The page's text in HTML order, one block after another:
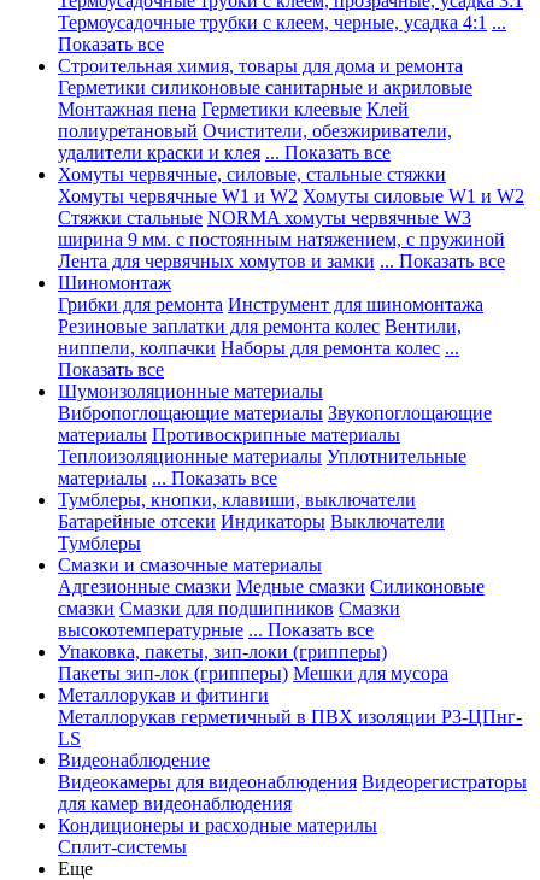
Термоусадочные трубки с клеем, черные, усадка 4:1 ...
Показать все
Строительная химия, товары для дома и ремонта
Герметики силиконовые санитарные и акриловые
Монтажная пена Герметики клеевые Клей
полиуретановый Очистители, обезжириватели,
удалители краски и клея ... Показать все
Хомуты червячные, силовые, стальные стяжки
Хомуты червячные W1 и W2 Хомуты силовые W1 и W2
Стяжки стальные NORMA хомуты червячные W3
ширина 9 мм. с постоянным натяжением, с пружиной
Лента для червячных хомутов и замки ... Показать все
Шиномонтаж
Грибки для ремонта Инструмент для шиномонтажа
Резиновые заплатки для ремонта колес Вентили,
ниппели, колпачки Наборы для ремонта колес ...
Показать все
Шумоизоляционные материалы
Вибропоглощающие материалы Звукопоглощающие
материалы Противоскрипные материалы
Теплоизоляционные материалы Уплотнительные
материалы ... Показать все
Тумблеры, кнопки, клавиши, выключатели
Батарейные отсеки Индикаторы Выключатели
Тумблеры
Смазки и смазочные материалы
Адгезионные смазки Медные смазки Силиконовые
смазки Смазки для подшипников Смазки
высокотемпературные ... Показать все
Упаковка, пакеты, зип-локи (грипперы)
Пакеты зип-лок (грипперы) Мешки для мусора
Металлорукав и фитинги
Металлорукав герметичный в ПВХ изоляции Р3-ЦПнг-
LS
Видеонаблюдение
Видеокамеры для видеонаблюдения Видеорегистраторы
для камер видеонаблюдения
Кондиционеры и расходные материлы
Сплит-системы
Еще